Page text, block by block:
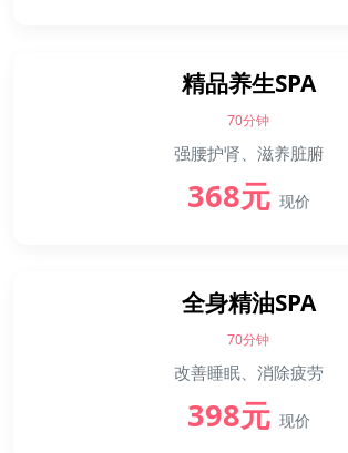
精品养生SPA
70分钟
强腰护肾、滋养脏腑
368元 现价
全身精油SPA
70分钟
改善睡眠、消除疲劳
398元 现价